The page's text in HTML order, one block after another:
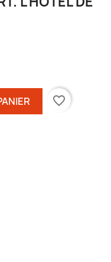
favorite_border